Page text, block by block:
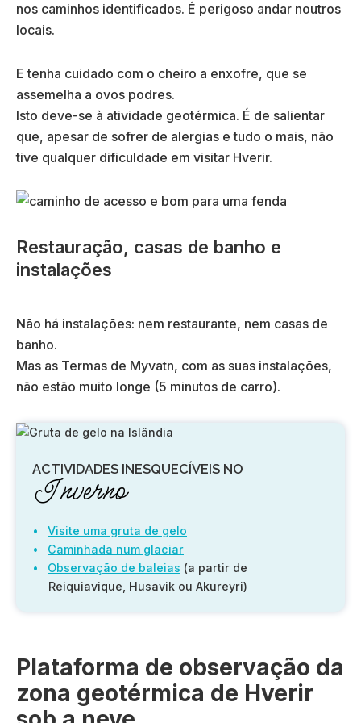
nos caminhos identificados. É perigoso andar noutros
locais.
E tenha cuidado com o cheiro a enxofre, que se
assemelha a ovos podres.
Isto deve-se à atividade geotérmica. É de salientar
que, apesar de sofrer de alergias e tudo o mais, não
tive qualquer dificuldade em visitar Hverir.
Restauração, casas de banho e
instalações
Não há instalações: nem restaurante, nem casas de
banho.
Mas as Termas de Myvatn, com as suas instalações,
não estão muito longe (5 minutos de carro).
ACTIVIDADES INESQUECÍVEIS NO
Inverno
Visite uma gruta de gelo
Caminhada num glaciar
Observação de baleias (a partir de
Reiquiavique, Husavik ou Akureyri)
Plataforma de observação da
zona geotérmica de Hverir